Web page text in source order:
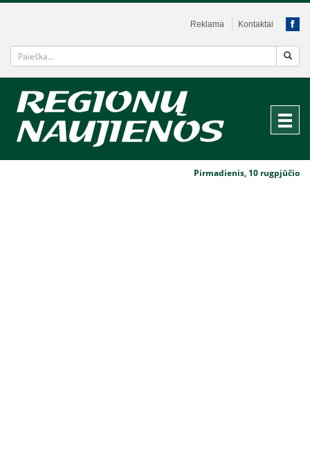
Reklama Kontaktai
Pirmadienis, 10 rugpjūčio